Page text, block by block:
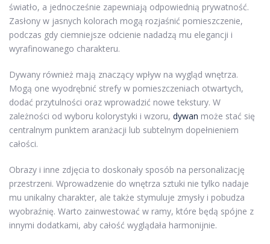
światło, a jednocześnie zapewniają odpowiednią prywatność.
Zasłony w jasnych kolorach mogą rozjaśnić pomieszczenie,
podczas gdy ciemniejsze odcienie nadadzą mu elegancji i
wyrafinowanego charakteru.
Dywany również mają znaczący wpływ na wygląd wnętrza.
Mogą one wyodrębnić strefy w pomieszczeniach otwartych,
dodać przytulności oraz wprowadzić nowe tekstury. W
zależności od wyboru kolorystyki i wzoru, dywan może stać się
centralnym punktem aranżacji lub subtelnym dopełnieniem
całości.
Obrazy i inne zdjęcia to doskonały sposób na personalizację
przestrzeni. Wprowadzenie do wnętrza sztuki nie tylko nadaje
mu unikalny charakter, ale także stymuluje zmysły i pobudza
wyobraźnię. Warto zainwestować w ramy, które będą spójne z
innymi dodatkami, aby całość wyglądała harmonijnie.